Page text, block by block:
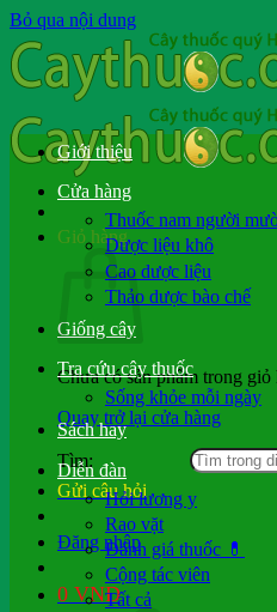
Bỏ qua nội dung
Giỏ hàng
Chưa có sản phẩm trong giỏ
Quay trở lại cửa hàng
Tìm:
Gửi câu hỏi
Đăng nhập
0 VND
Giới thiệu
Cửa hàng
Thuốc nam người
Dược liệu khô
Cao dược liệu
Thảo dược bào chế
Giống cây
Tra cứu cây thuốc
Sống khỏe mỗi ngày
Sách hay
Diễn đàn
Hỏi lương y
Rao vặt
Đánh giá thuốc 💊
Cộng tác viên
Tất cả